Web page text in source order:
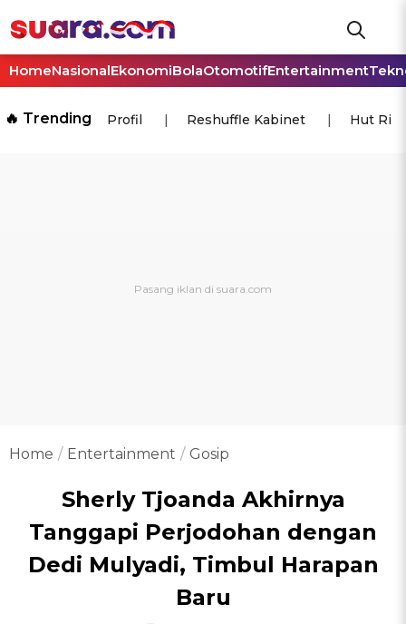
HomeNasionalEkonomiBolaOtomotifEntertainment
🔥 Trending Profil Reshuffle Kabinet Hut Ri
Home Entertainment Gosip
Sherly Tjoanda Akhirnya
Tanggapi Perjodohan dengan
Dedi Mulyadi, Timbul Harapan
Baru